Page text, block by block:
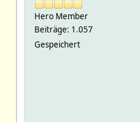
Hero Member
Beiträge: 1.057
Gespeichert